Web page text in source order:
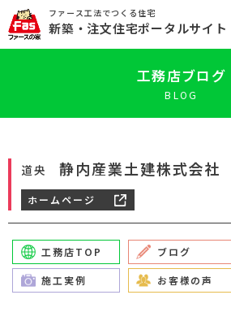
ファース工法でつくる住宅
新築 ・注文住宅ポータルサイト
工務店ブログ
BLOG
道央 静内産業土建株式会社
ホームページ
工務店TOP ブログ
施工実例 お客様の声